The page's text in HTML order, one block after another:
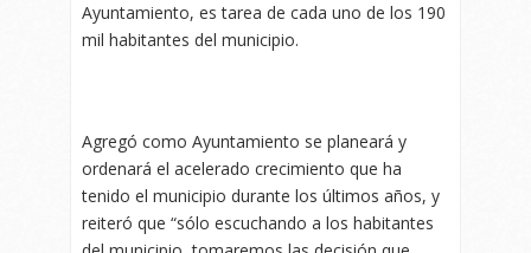
Ayuntamiento, es tarea de cada uno de los 190
mil habitantes del municipio.
Agregó como Ayuntamiento se planeará y
ordenará el acelerado crecimiento que ha
tenido el municipio durante los últimos años, y
reiteró que “sólo escuchando a los habitantes